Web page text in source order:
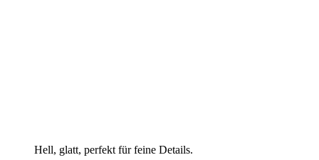
Hell, glatt, perfekt für feine Details.